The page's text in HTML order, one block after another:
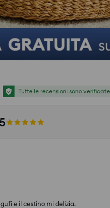
Tutte le recensioni sono verificate
e il cestino mi delizia.